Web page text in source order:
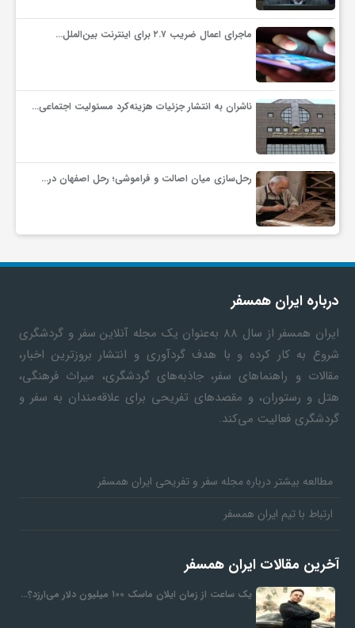
ماجرای اعمال ضریب ۲.۷ برای اینترنت بین‌الملل…
ناشران به انتشار جزئیات هزینه‌کرد مسئولیت اجتماعی…
رحل‌سازی میان اصالت و فراموشی؛ رحل اصفهان در…
درباره ایران همسفر
ایران همسفر
از سال ۸۸ به‎‌عنوان یک مجله آنلاین سفر و گردشگری
شروع به کار کرده و با هدف گردآوری و انتشار بروزترین اخبار،
مقالات و راهنماهای سفر، جاذبه‌های گردشگری، میراث فرهنگی،
هتل و رستوران، و مقصدهای تفریحی برای علاقه‌مندان به سفر و
گردشگری فعالیت می‌کند.
مطالعه بیشتر درباره مجله سفر و تفریحی ایران همسفر
ارتباط با تیم ایران همسفر
آخرین مقالات ایران همسفر
یک ساعت از زمان ایلان ماسک ۱۰۰ میلیون دلار می‌ارزد؟…